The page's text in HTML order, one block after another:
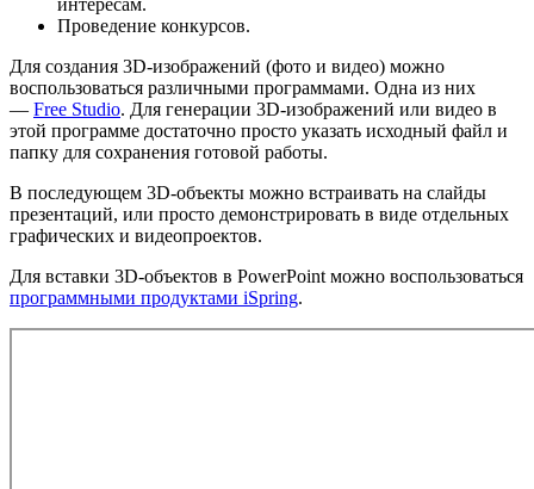
Проведение конкурсов.
Для создания 3D-изображений (фото и видео) можно
воспользоваться различными программами. Одна из них
— Free Studio. Для генерации 3D-изображений или видео в
этой программе достаточно просто указать исходный файл и
папку для сохранения готовой работы.
В последующем 3D-объекты можно встраивать на слайды
презентаций, или просто демонстрировать в виде отдельных
графических и видеопроектов.
Для вставки 3D-объектов в PowerPoint можно воспользоваться
программными продуктами iSpring.